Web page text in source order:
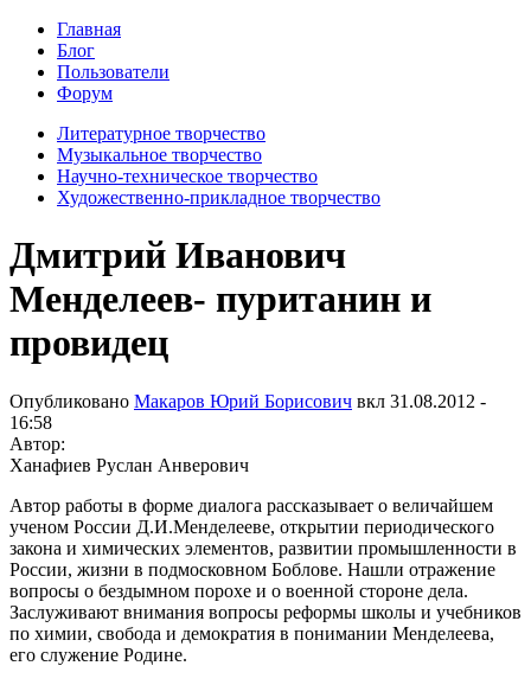
Главная
Блог
Пользователи
Форум
Литературное творчество
Музыкальное творчество
Научно-техническое творчество
Художественно-прикладное творчество
Дмитрий Иванович
Менделеев- пуританин и
провидец
Опубликовано Макаров Юрий Борисович вкл 31.08.2012 -
16:58
Автор:
Ханафиев Руслан Анверович
Автор работы в форме диалога рассказывает о величайшем
ученом России Д.И.Менделееве, открытии периодического
закона и химических элементов, развитии промышленности в
России, жизни в подмосковном Боблове. Нашли отражение
вопросы о бездымном порохе и о военной стороне дела.
Заслуживают внимания вопросы реформы школы и учебников
по химии, свобода и демократия в понимании Менделеева,
его служение Родине.